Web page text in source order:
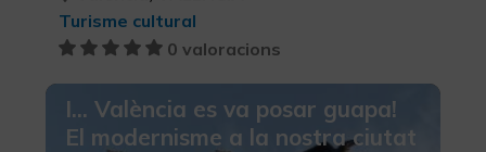
Turisme cultural
0 valoracions
I... València es va posar guapa!
El modernisme a la nostra ciutat